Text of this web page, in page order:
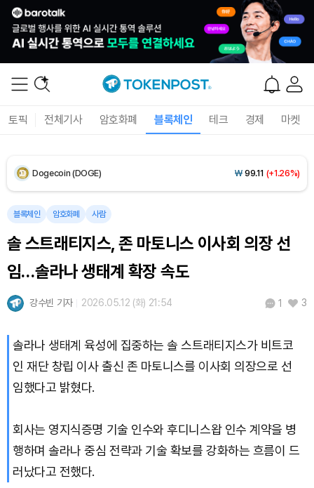
토픽 전체기사 암호화폐 블록체인 테크 경제 마켓
Solana (SOL) ₩106,346(+2.68%)
Bitcoin (BTC) 91,400,945 (-0.07%)
블록체인 암호화폐 사람
솔 스트래티지스, 존 마토니스 이사회 의장 선
임…솔라나 생태계 확장 속도
강수빈 기자 2026.05.12 (화) 21:54 1 3
솔라나 생태계 육성에 집중하는 솔 스트래티지스가 비트코
인 재단 창립 이사 출신 존 마토니스를 이사회 의장으로 선
임했다고 밝혔다.
회사는 영지식증명 기술 인수와 후디니스왑 인수 계약을 병
행하며 솔라나 중심 전략과 기술 확보를 강화하는 흐름이 드
러났다고 전했다.